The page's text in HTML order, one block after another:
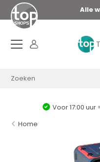
Alle
Voor 17:00
Home